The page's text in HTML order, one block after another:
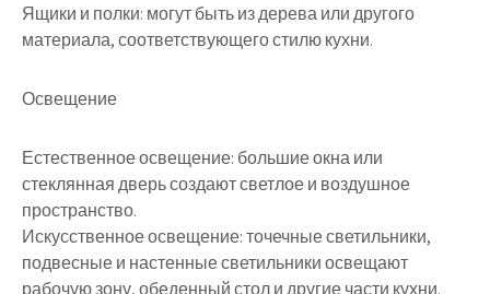
Ящики и полки: могут быть из дерева или другого
материала, соответствующего стилю кухни.
Освещение
Естественное освещение: большие окна или
стеклянная дверь создают светлое и воздушное
пространство.
Искусственное освещение: точечные светильники,
подвесные и настенные светильники освещают
рабочую зону, обеденный стол и другие части кухни.